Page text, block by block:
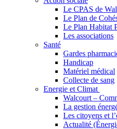
Le CPAS de
Le Plan de
Le Plan Habitat
Les associations
Santé
Gardes
Handicap
Matériel médical
Collecte de sang
Energie et Climat
Walcourt –
La gestion
Les citoyens et
Actualité